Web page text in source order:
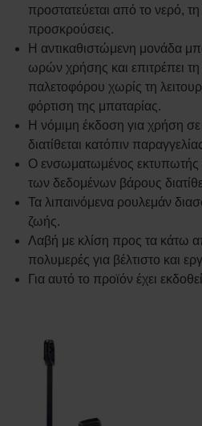
προστατεύεται από το νερό, τη
προσκρούσεις.
Η αντικαθιστώμενη μονάδα
ωρών χρήσης και επιτρέπει
παλετοφόρου χωρίς τη
φόρτιση της μπαταρίας.
Η νόμιμη έκδοση για χρήση
διατίθεται κατόπιν
Ο ενσωματωμένος εκτυπωτής
των δεδομένων βάρους
Τα λιπαινόμενα ρουλεμάν
ζωής.
Λαβή με κλίση προς τα κάτω
πολυμερές για βέλτιστο και
Για αυτό το προϊόν έχει